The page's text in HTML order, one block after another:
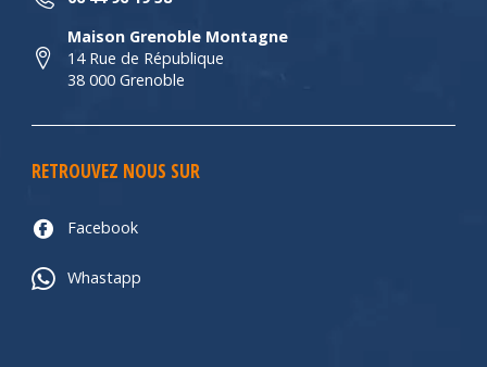
Maison Grenoble Montagne
14 Rue de République
38 000 Grenoble
RETROUVEZ NOUS SUR
Facebook
Whastapp